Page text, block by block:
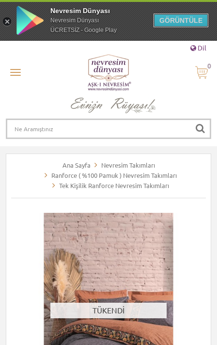
Dil
0
Ana Sayfa
Nevresim Takımları
Ranforce ( %100 Pamuk ) Nevresim Takımları
Tek Kişilik Ranforce Nevresim Takımları
TÜKENDİ
Nevresim Dünyası
Nevresim Dünyası
ÜCRETSİZ - Google Play
GÖRÜNTÜLE